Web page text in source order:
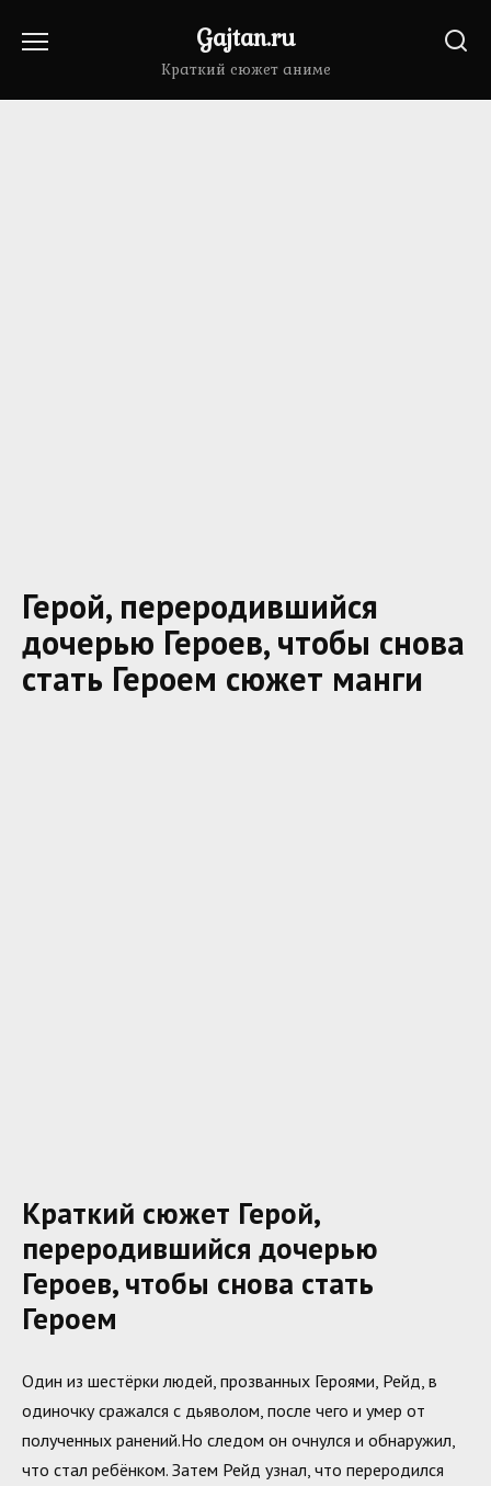
Gajtan.ru
Краткий сюжет аниме
Герой, переродившийся
дочерью Героев, чтобы снова
стать Героем сюжет манги
Краткий сюжет Герой,
переродившийся дочерью
Героев, чтобы снова стать
Героем
Один из шестёрки людей, прозванных Героями, Рейд, в
одиночку сражался с дьяволом, после чего и умер от
полученных ранений.Но следом он очнулся и обнаружил,
что стал ребёнком. Затем Рейд узнал, что переродился